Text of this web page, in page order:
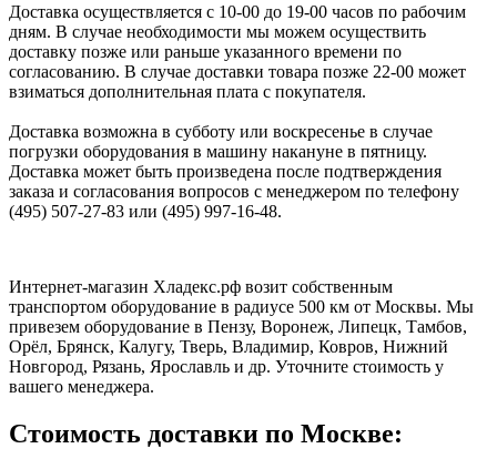
Доставка осуществляется с 10-00 до 19-00 часов по рабочим
дням. В случае необходимости мы можем осуществить
доставку позже или раньше указанного времени по
согласованию. В случае доставки товара позже 22-00 может
взиматься дополнительная плата с покупателя.
Доставка возможна в субботу или воскресенье в случае
погрузки оборудования в машину накануне в пятницу.
Доставка может быть произведена после подтверждения
заказа и согласования вопросов с менеджером по телефону
(495) 507-27-83 или (495) 997-16-48.
Интернет-магазин Хладекс.рф возит собственным
транспортом оборудование в радиусе 500 км от Москвы. Мы
привезем оборудование в Пензу, Воронеж, Липецк, Тамбов,
Орёл, Брянск, Калугу, Тверь, Владимир, Ковров, Нижний
Новгород, Рязань, Ярославль и др. Уточните стоимость у
вашего менеджера.
Стоимость доставки по Москве: